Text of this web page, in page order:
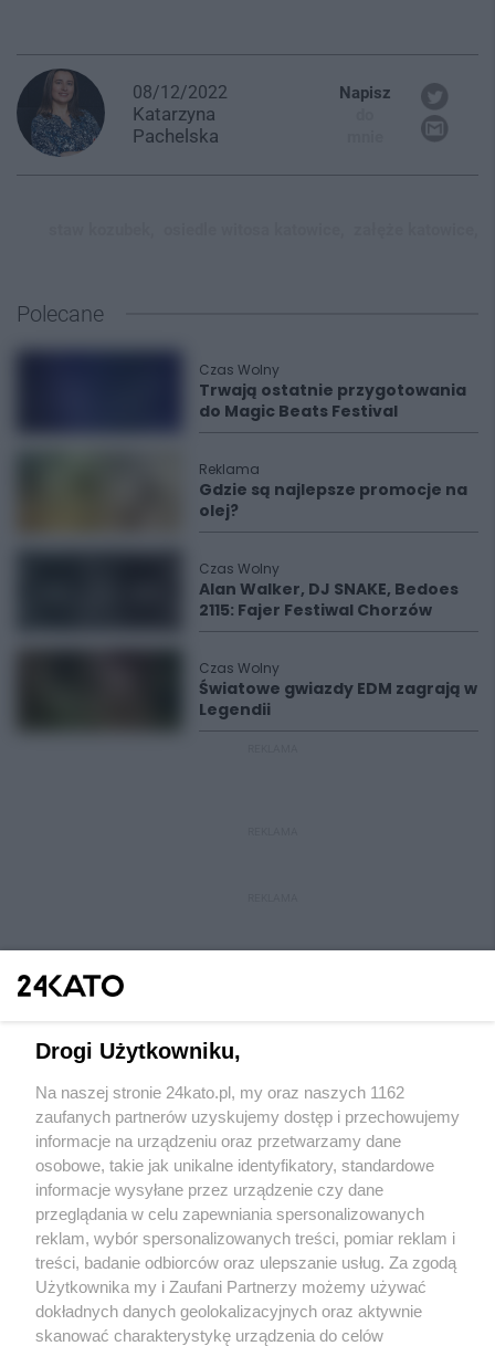
08/12/2022
Katarzyna
Pachelska
Napisz
Polecane
Czas Wolny
Trwają ostatnie przygotowania
do Magic Beats Festival
Reklama
Gdzie są najlepsze promocje na
olej?
Czas Wolny
Alan Walker, DJ SNAKE, Bedoes
2115: Fajer Festiwal Chorzów
Czas Wolny
Światowe gwiazdy EDM zagrają w
Legendii
Wydawca mediów lokalnych
Nie zapomnij
zapoznać się z:
polityką prywatności regulamin korzystania z portali
Twojemiasto
Piekary Śląskie
Skontakuj sięz nami
Kontakt
Drogi Użytkowniku,
Na naszej stronie 24kato.pl, my oraz naszych 1162
zaufanych partnerów uzyskujemy dostęp i przechowujemy
informacje na urządzeniu oraz przetwarzamy dane
osobowe, takie jak unikalne identyfikatory, standardowe
informacje wysyłane przez urządzenie czy dane
przeglądania w celu zapewniania spersonalizowanych
reklam, wybór spersonalizowanych treści, pomiar reklam i
treści, badanie odbiorców oraz ulepszanie usług. Za zgodą
Użytkownika my i Zaufani Partnerzy możemy używać
dokładnych danych geolokalizacyjnych oraz aktywnie
skanować charakterystykę urządzenia do celów